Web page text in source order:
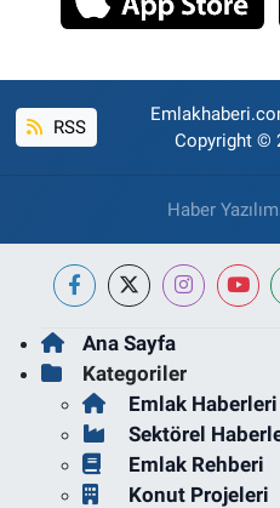
RSS
Copyright ©
Haber
Ana Sayfa
Kategoriler
Emlak Haberleri
Sektörel
Emlak Rehberi
Konut Projeleri